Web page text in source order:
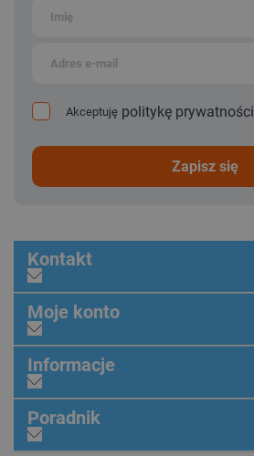
Akceptuję politykę prywatności
zapisz się
Kontakt
Moje konto
Informacje
Poradnik